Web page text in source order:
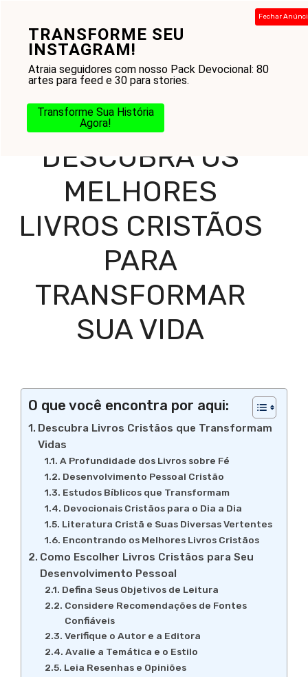
TRANSFORME SEU
INSTAGRAM!
Atraia seguidores com nosso Pack Devocional: 80
artes para feed e 30 para stories.
Transforme Sua História
Agora!
Fechar
conteúdo
Home-Blog-Amor ao Próximo-Descubra os Melhores
Livros Cristãos para Transformar sua Vida
DESCUBRA OS
MELHORES
LIVROS CRISTÃOS
PARA
TRANSFORMAR
SUA VIDA
O que você encontra por aqui:
Descubra Livros Cristãos que Transformam
Vidas
A Profundidade dos Livros sobre Fé
Desenvolvimento Pessoal Cristão
Estudos Bíblicos que Transformam
Devocionais Cristãos para o Dia a Dia
Literatura Cristã e Suas Diversas Vertentes
Encontrando os Melhores Livros Cristãos
Como Escolher Livros Cristãos para Seu
Desenvolvimento Pessoal
Defina Seus Objetivos de Leitura
Considere Recomendações de Fontes
Confiáveis
Verifique o Autor e a Editora
Avalie a Temática e o Estilo
Leia Resenhas e Opiniões